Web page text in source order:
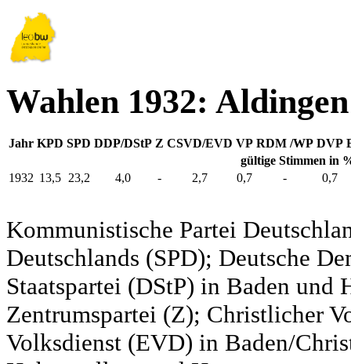
Wahlen 1932: Aldingen
Jahr KPD SPD DDP/DStP Z CSVD/EVD VP RDM /WP DVP
gültige Stimmen in
1932 13,5 23,2 4,0 - 2,7 0,7 - 0,7
Kommunistische Partei
Deutschlands (SPD); Deutsche
Staatspartei (DStP) in Baden und
Zentrumspartei (Z); Christlicher
Volksdienst (EVD) in Baden/